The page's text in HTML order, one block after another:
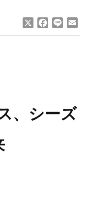
Facebook
Line
、シーズ